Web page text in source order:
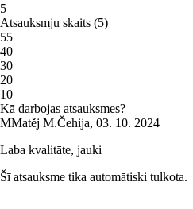
5
Atsauksmju skaits (5)
55
40
30
20
10
Kā darbojas atsauksmes?
MMatěj M.Čehija, 03. 10. 2024
Laba kvalitāte, jauki
Šī atsauksme tika automātiski tulkota.